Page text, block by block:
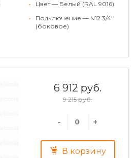
•
Цвет — Белый (RAL 9016)
•
Подключение — N12 3/4''
(боковое)
6 912 руб.
9 215 руб.
- +
В корзину